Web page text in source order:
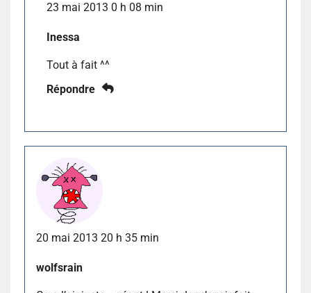
23 mai 2013 0 h 08 min
Inessa
Tout à fait ^^
Répondre
20 mai 2013 20 h 35 min
wolfsrain